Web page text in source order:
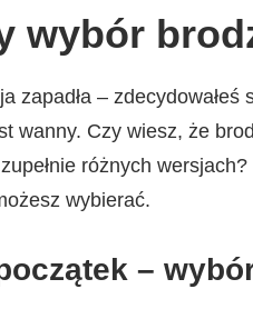
wybór
zapadła –
wanny. Czy wiesz, że
różnych
wybierać.
–